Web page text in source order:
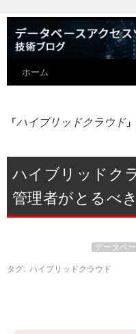
ホーム
「ハイブリッドクラウド
ハイブリッドク
管理者がとるべ
データベ
タグ: ハイブリッドクラウド